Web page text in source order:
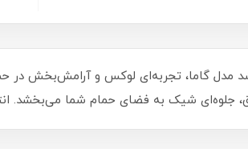
مدل گاما، تجربه‌ای لوکس و آرامش‌بخش در
جلوه‌ای شیک به فضای حمام شما می‌بخشد.